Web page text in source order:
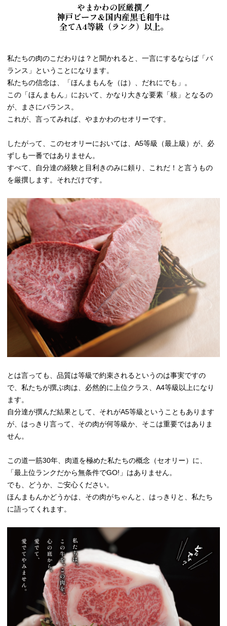
やまかわの匠厳撰！
神戸ビーフ＆国内産黒毛和牛は
全てA4等級（ランク）以上。
私たちの肉のこだわりは？と聞かれると、一言にするならば「バ
ランス」ということになります。
私たちの信念は、「ほんまもんを（は）、だれにでも」。
この「ほんまもん」において、かなり大きな要素「核」となるの
が、まさにバランス。
これが、言ってみれば、やまかわのセオリーです。
したがって、このセオリーにおいては、A5等級（最上級）が、必
ずしも一番ではありません。
すべて、自分達の経験と目利きのみに頼り、これだ！と言うもの
を厳撰します。それだけです。
とは言っても、品質は等級で約束されるというのは事実ですの
で、私たちが撰ぶ肉は、必然的に上位クラス、A4等級以上になり
ます。
自分達が撰んだ結果として、それがA5等級ということもあります
が、はっきり言って、その肉が何等級か、そこは重要ではありま
せん。
この道一筋30年、肉道を極めた私たちの概念（セオリー）に、
「最上位ランクだから無条件でGO!」はありません。
でも、どうか、ご安心ください。
ほんまもんかどうかは、その肉がちゃんと、はっきりと、私たち
に語ってくれます。